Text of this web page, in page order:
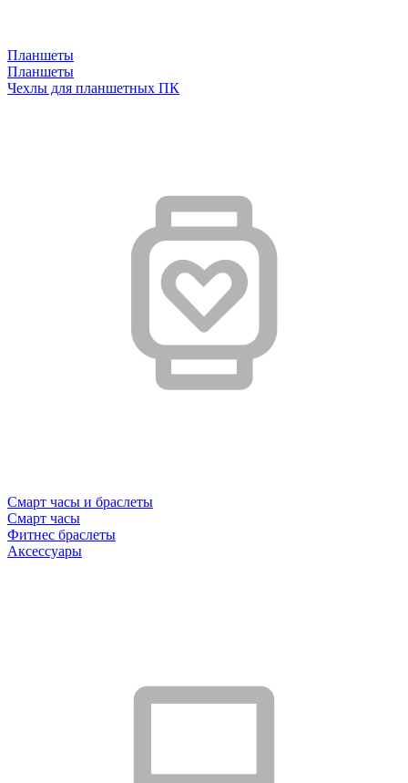
Планшеты
Планшеты
Чехлы для планшетных ПК
Смарт часы и браслеты
Смарт часы
Фитнес браслеты
Аксессуары